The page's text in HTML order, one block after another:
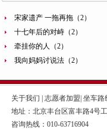
宋家遗产 一拖再拖（2）
十七年后的对峙（2）
牵挂你的人（2）
我向妈妈讨说法（2）
关于我们 志愿者加盟 坐车路
地址：北京丰台区富丰路4号
咨询热线：010-63716904